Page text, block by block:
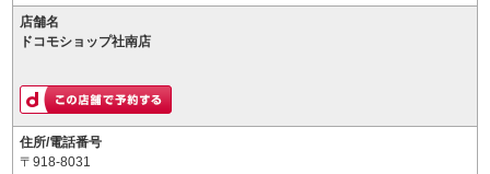
店舗名
ドコモショップ社南店
住所/電話番号
〒918-8031